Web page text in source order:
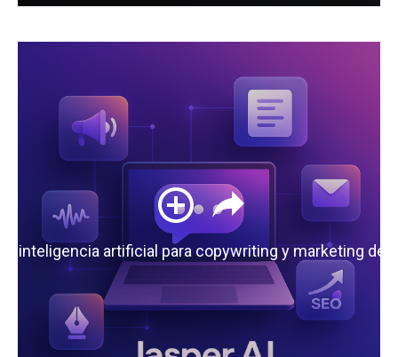
la inteligencia artificial para copywriting y marketing de